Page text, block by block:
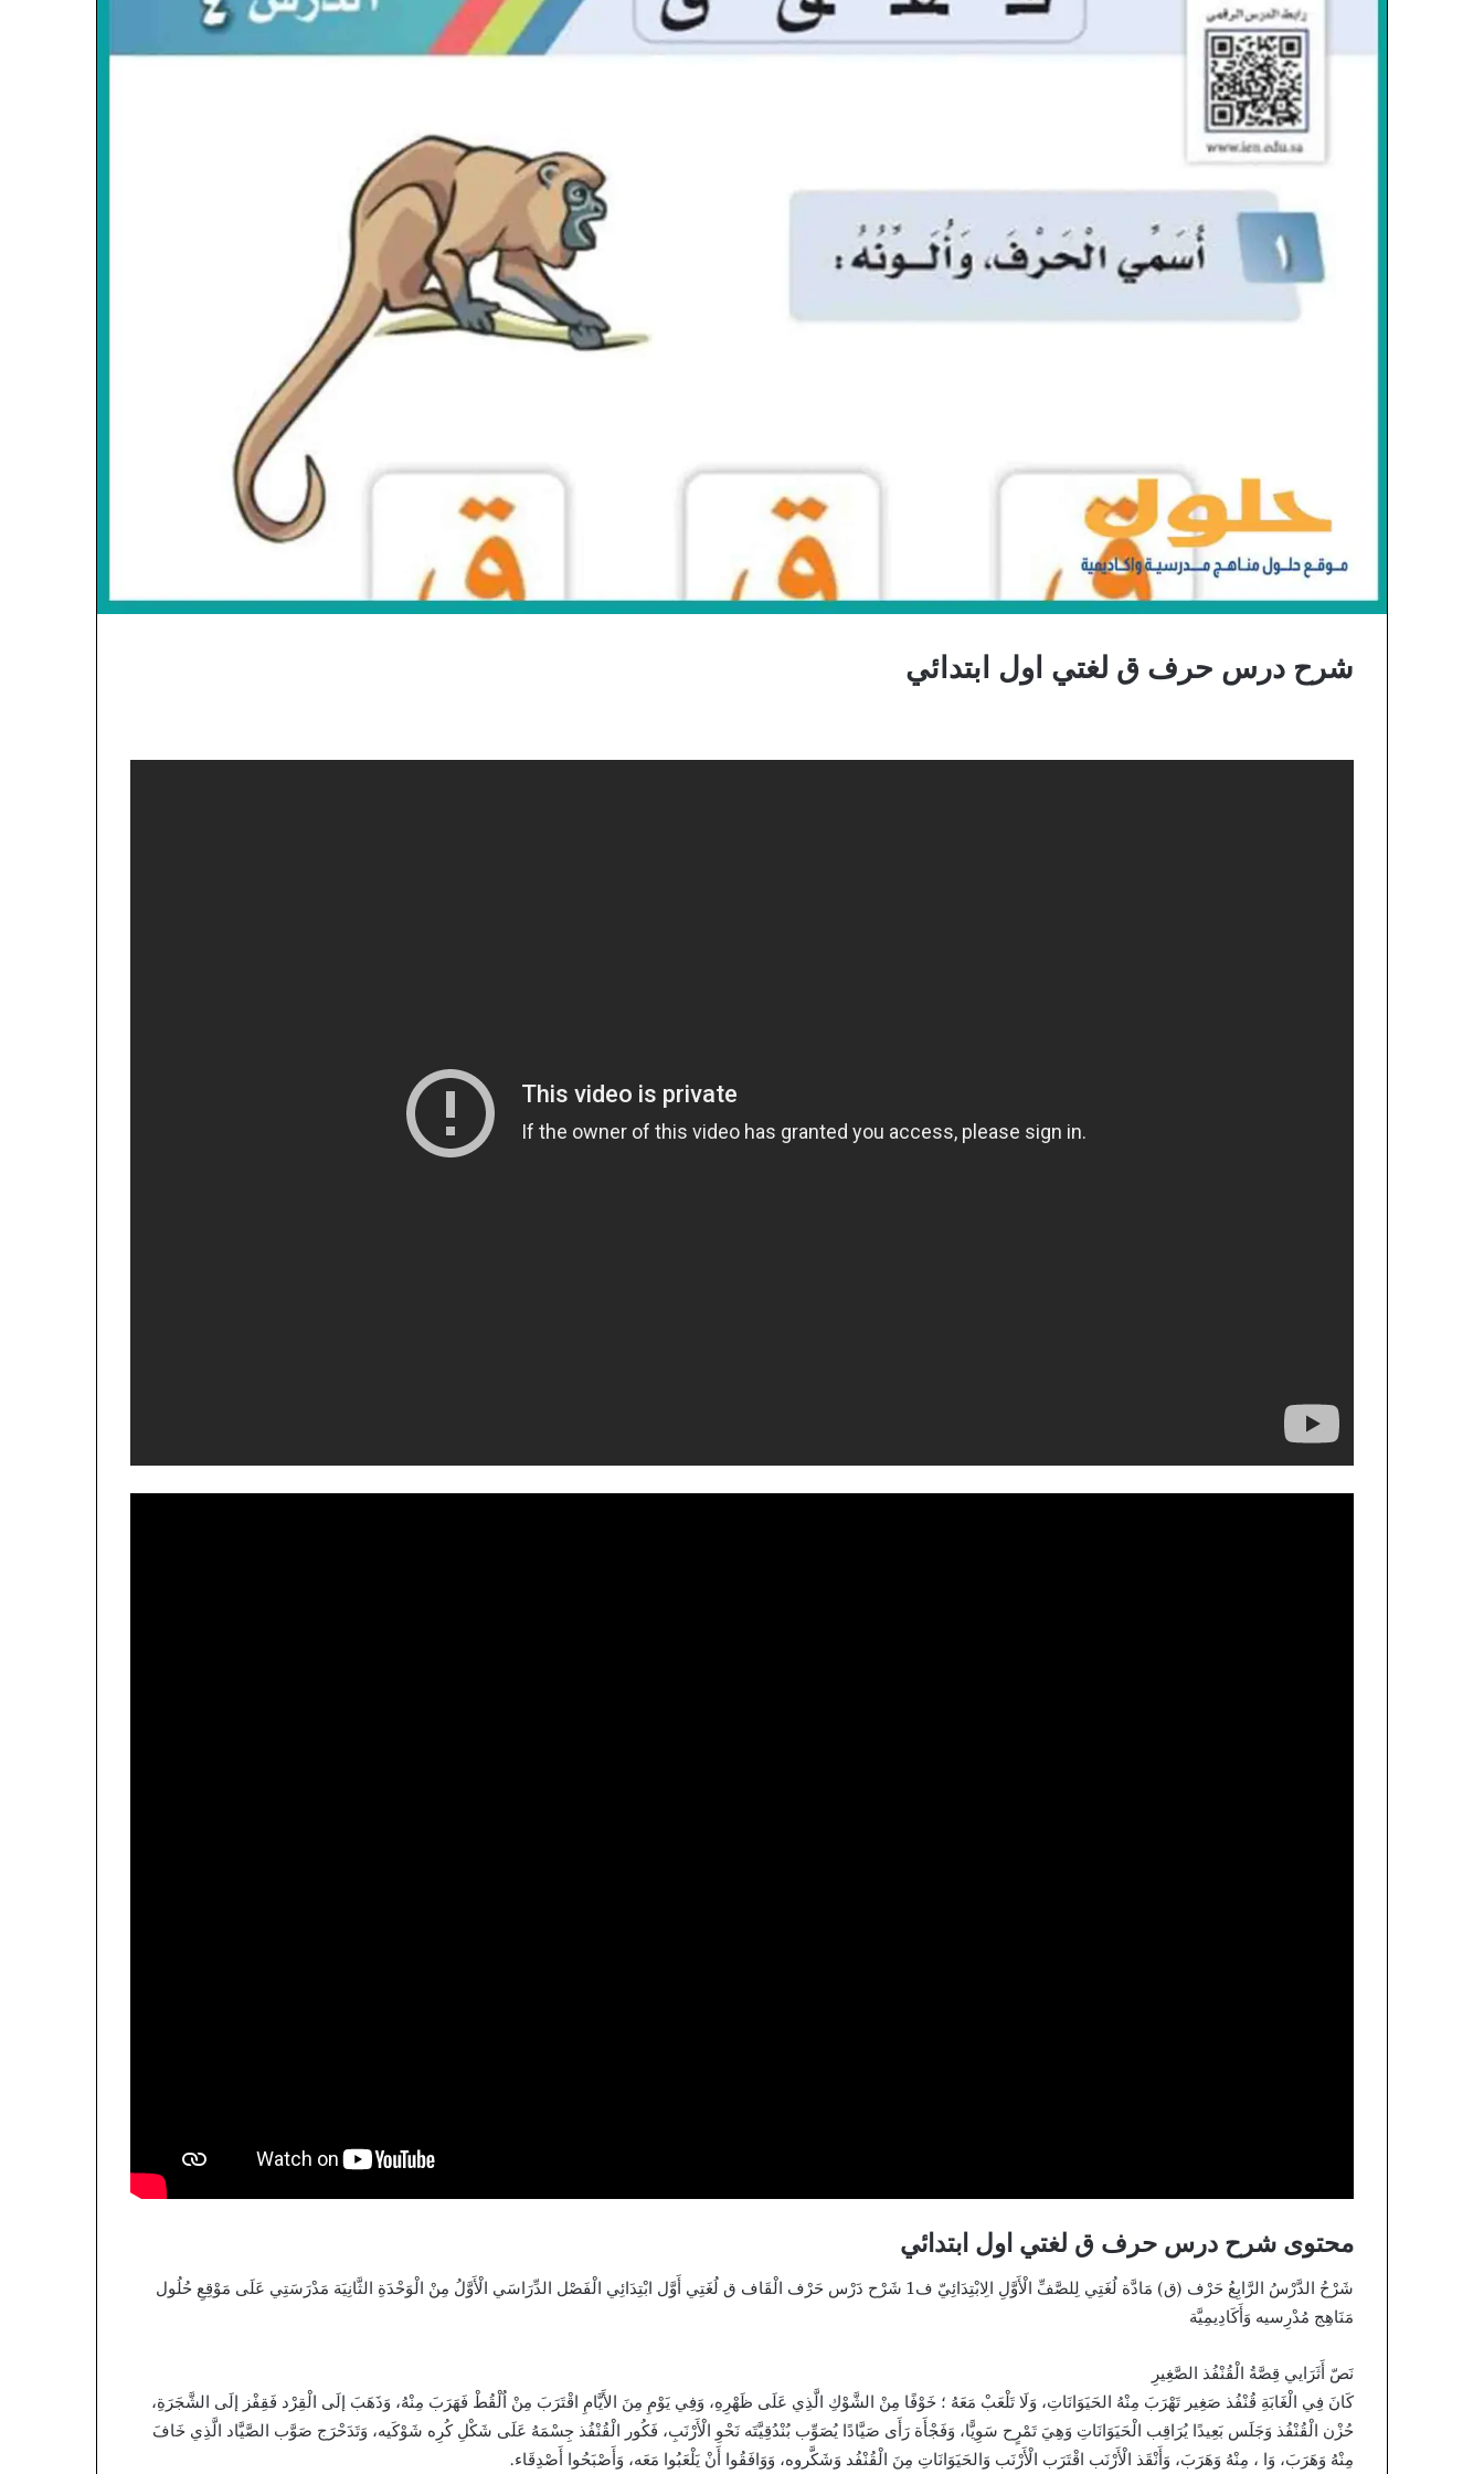
شرح درس حرف ق لغتي اول ابتدائي
محتوى شرح درس حرف ق لغتي اول ابتدائي
شَرْحُ الدَّرْسُ الرَّابِعُ حَرْف (ق) مَادَّة لُغَتِي لِلصَّفِّ الْأَوَّلِ الِابْتِدَائِيّ ف1 شَرْح دَرْس حَرْف الْقَاف ق لُغَتِي أَوَّل ابْتِدَائِي الْفَصْل الدِّرَاسَي الْأَوَّلُ مِنْ الْوَحْدَةِ الثَّانِيَة مَدْرَسَتِي عَلَى مَوْقِعِ حُلُول
مَنَاهِج مُدْرِسيه وَأَكَادِيمِيَّة
نَصّ أَثَرَايي قِصَّةُ الْقُنْفُذ الصَّغِيرِ
كَانَ فِي الْغَابَةِ قُنْفُذ صَغِير تَهْرَبَ مِنْهُ الحَيَوَانَاتِ، وَلَا تَلْعَبْ مَعَهُ ؛ خَوْفًا مِنْ الشَّوْكِ الَّذِي عَلَى ظَهْرِهِ، وَفِي يَوْمِ مِنَ الأَيَّامِ اقْتَرَبَ مِنْ اُلْقُطْ فَهَرَبَ مِنْهُ، وَذَهَبَ إلَى الْقِرْد فَقِفْز إلَى الشَّجَرَةِ،
حُزْن الْقُنْفُذ وَجَلَس بَعِيدًا يُرَاقِب الْحَيَوَانَاتِ وَهِيَ تَمْرٍح سَوِيًّا، وَفَجْأَة رَأَى صَيَّادًا يُصَوِّب بُنْدُقِيَّتَه نَحْوِ الْأَرْنَبِ، فَكُور الْقُنْفُذ جِسْمَهُ عَلَى شَكْلِ كُرِه شَوْكَيه، وَتَدَحْرَج صَوَّب الصَّيَّاد الَّذِي خَافَ
مِنْهُ وَهَرَبَ، وَا ، مِنْهُ وَهَرَبَ، وَأَنْقَذ الْأَرْنَب اقْتَرَب الْأَرْنَب وَالحَيَوَانَاتِ مِنَ الْقُنْفُد وَشَكَّروه، وَوَافَقُوا أَنْ يَلْعَبُوا مَعَه، وَأَصْبَحُوا أَصْدِقَاء.